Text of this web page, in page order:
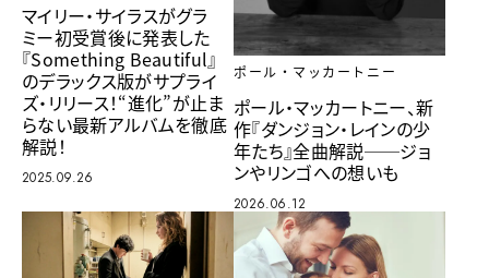
マイリー・サイラスがグラ
ミー初受賞後に発表した
『Something Beautiful』
のデラックス版がサプライ
ズ・リリース！“進化”が止ま
らない最新アルバムを徹底
解説！
2025.09.26
ポール・マッカートニー
ポール・マッカートニー、新
作『ダンジョン・レインの少
年たち』全曲解説──ジョ
ンやリンゴへの想いも
2026.06.12